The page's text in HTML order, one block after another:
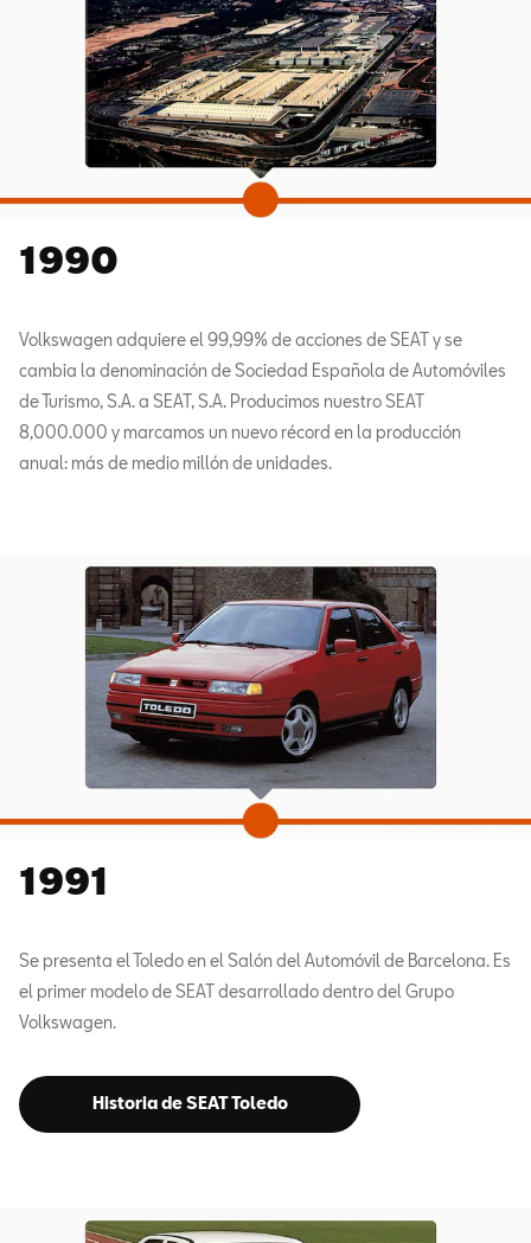
1990
Volkswagen adquiere el 99,99% de acciones de SEAT y se
cambia la denominación de Sociedad Española de Automóviles
de Turismo, S.A. a SEAT, S.A. Producimos nuestro SEAT
8,000.000 y marcamos un nuevo récord en la producción
anual: más de medio millón de unidades.
1991
Se presenta el Toledo en el Salón del Automóvil de Barcelona. Es
el primer modelo de SEAT desarrollado dentro del Grupo
Volkswagen.
Historia de SEAT Toledo